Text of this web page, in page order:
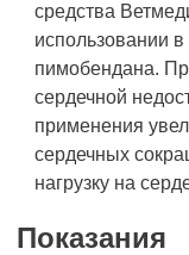
средства
использовании в
пимобендана.
сердечной
применения
сердечных
нагрузку на
Показания